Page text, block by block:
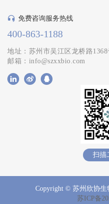
免费咨询服务热线
400-863-1188
地址：苏州市吴江区龙桥路
邮箱：info@szxxbio.com
扫描
Copyright © 苏州欣协
苏ICP备